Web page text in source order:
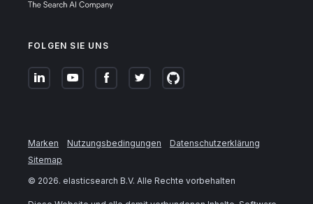
FOLGEN SIE UNS
Marken Nutzungsbedingungen
Datenschutzerklärung
Sitemap
© 2026. elasticsearch B.V. Alle Rechte vorbehalten